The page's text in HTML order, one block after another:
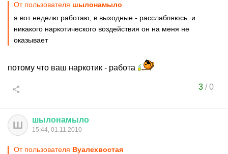
От пользователя шылонамыло
я вот неделю работаю, в выходные - расслабляюсь. и
никакого наркотического воздействия он на меня не
оказывает
потому что ваш наркотик - работа
3/0
Ш шылонамыло
15:44, 01.11.2010
От пользователя Вуалехвостая